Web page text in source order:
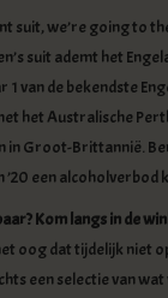
suit, we’re going to
suit ademt het
1 van de bekendste
het Australische
in Groot-Brittannië.
’20 een
Kom langs in de
oog dat tijdelijk niet
een selectie van